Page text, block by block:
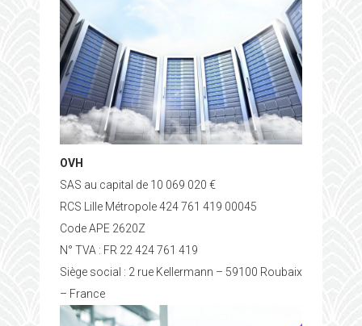
OVH
SAS au capital de 10 069 020 €
RCS Lille Métropole 424 761 419 00045
Code APE 2620Z
N° TVA : FR 22 424 761 419
Siège social : 2 rue Kellermann – 59100 Roubaix
– France